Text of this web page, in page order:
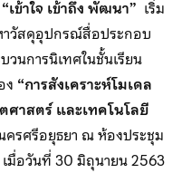
“เข้าใจ เข้าถึง พัฒนา” เริ่ม
วัสดุอุปกรณ์สื่อประกอบ
วนการนิเทศในชั้นเรียน
ง “การสังเคราะห์โมเดล
าสตร์ และเทคโนโลยี
ครศรีอยุธยา ณ ห้องประชุม
มื่อวันที่ 30 มิถุนายน 2563